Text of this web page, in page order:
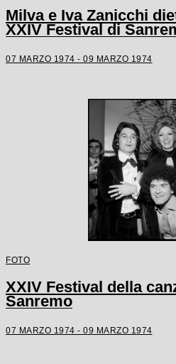
Milva e Iva Zanicchi
XXIV Festival di
07 MARZO 1974 - 09 MARZO 1974
FOTO
XXIV Festival della
Sanremo
07 MARZO 1974 - 09 MARZO 1974